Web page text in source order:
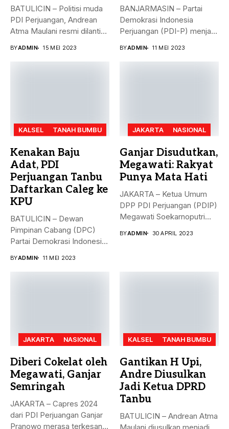
BATULICIN – Politisi muda
PDI Perjuangan, Andrean
Atma Maulani resmi dilantik
BYADMIN 15 MEI 2023
BANJARMASIN – Partai
Demokrasi Indonesia
Perjuangan (PDI-P) menjadi
BYADMIN 11 MEI 2023
KALSEL TANAH BUMBU
Kenakan Baju
Adat, PDI
Perjuangan Tanbu
Daftarkan Caleg ke
KPU
BATULICIN – Dewan
Pimpinan Cabang (DPC)
Partai Demokrasi Indonesia
BYADMIN 11 MEI 2023
JAKARTA NASIONAL
Ganjar Disudutkan,
Megawati: Rakyat
Punya Mata Hati
JAKARTA – Ketua Umum
DPP PDI Perjuangan (PDIP)
Megawati Soekarnoputri
BYADMIN 30 APRIL 2023
JAKARTA NASIONAL
Diberi Cokelat oleh
Megawati, Ganjar
Semringah
JAKARTA – Capres 2024
dari PDI Perjuangan Ganjar
Pranowo merasa terkesan
KALSEL TANAH BUMBU
Gantikan H Upi,
Andre Diusulkan
Jadi Ketua DPRD
Tanbu
BATULICIN – Andrean Atma